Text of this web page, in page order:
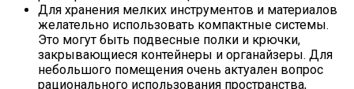
Для хранения мелких инструментов и материалов
желательно использовать компактные системы.
Это могут быть подвесные полки и крючки,
закрывающиеся контейнеры и органайзеры. Для
небольшого помещения очень актуален вопрос
рационального использования пространства,